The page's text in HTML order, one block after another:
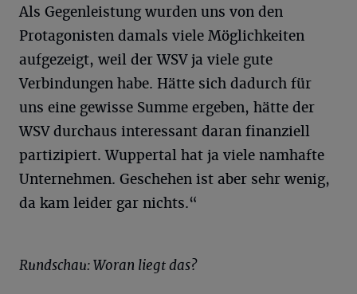
Als Gegenleistung wurden uns von den
Protagonisten damals viele Möglichkeiten
aufgezeigt, weil der WSV ja viele gute
Verbindungen habe. Hätte sich dadurch für
uns eine gewisse Summe ergeben, hätte der
WSV durchaus interessant daran finanziell
partizipiert. Wuppertal hat ja viele namhafte
Unternehmen. Geschehen ist aber sehr wenig,
da kam leider gar nichts.“
Rundschau: Woran liegt das?